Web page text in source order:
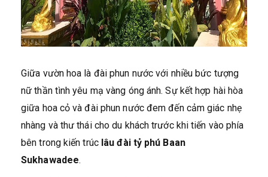
Giữa vườn hoa là đài phun nước với nhiều bức tượng
nữ thần tình yêu mạ vàng óng ánh. Sự kết hợp hài hòa
giữa hoa cỏ và đài phun nước đem đến cảm giác nhẹ
nhàng và thư thái cho du khách trước khi tiến vào phía
bên trong kiến trúc lâu đài tỷ phú Baan
Sukhawadee.